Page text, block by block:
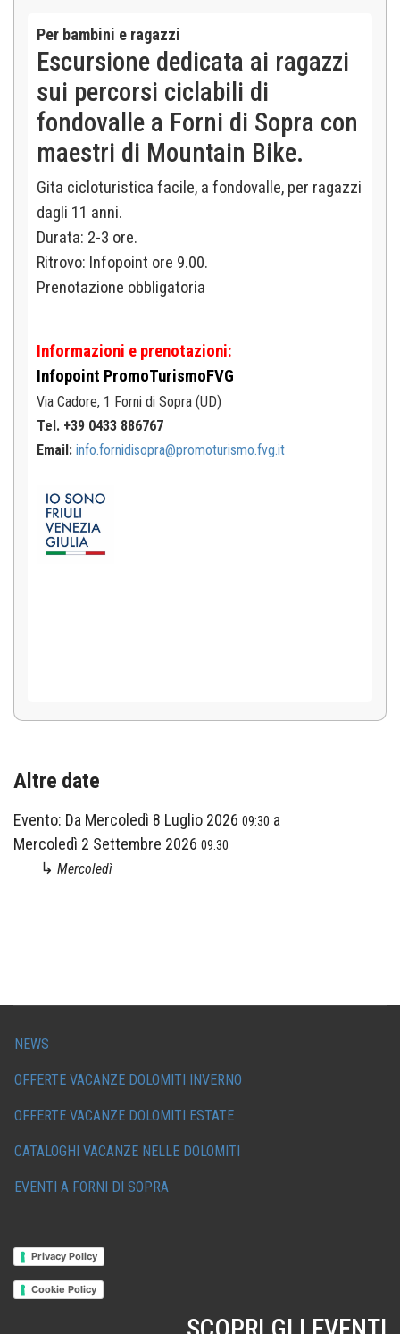
Per bambini e ragazzi
Escursione dedicata ai ragazzi
sui percorsi ciclabili di
fondovalle a Forni di Sopra con
maestri di Mountain Bike.
Gita cicloturistica facile, a fondovalle, per ragazzi
dagli 11 anni.
Durata: 2-3 ore.
Ritrovo: Infopoint ore 9.00.
Prenotazione obbligatoria
Informazioni e prenotazioni:
Infopoint PromoTurismoFVG
Via Cadore, 1 Forni di Sopra (UD)
Tel. +39 0433 886767
Email: info.fornidisopra@promoturismo.fvg.it
Altre date
Evento: Da Mercoledì 8 Luglio 2026 09:30 a
Mercoledì 2 Settembre 2026 09:30
↳ Mercoledì
NEWS
OFFERTE VACANZE DOLOMITI INVERNO
OFFERTE VACANZE DOLOMITI ESTATE
CATALOGHI VACANZE NELLE DOLOMITI
EVENTI A FORNI DI SOPRA
Privacy Policy
Cookie Policy